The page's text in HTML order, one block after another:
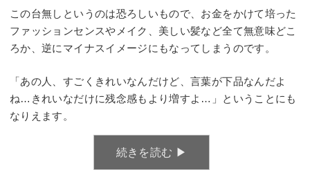
この台無しというのは恐ろしいもので、お金をかけて培った
ファッションセンスやメイク、美しい髪など全て無意味どこ
ろか、逆にマイナスイメージにもなってしまうのです。
「あの人、すごくきれいなんだけど、言葉が下品なんだよ
ね…きれいなだけに残念感もより増すよ…」ということにも
なりえます。
続きを読む ▶︎